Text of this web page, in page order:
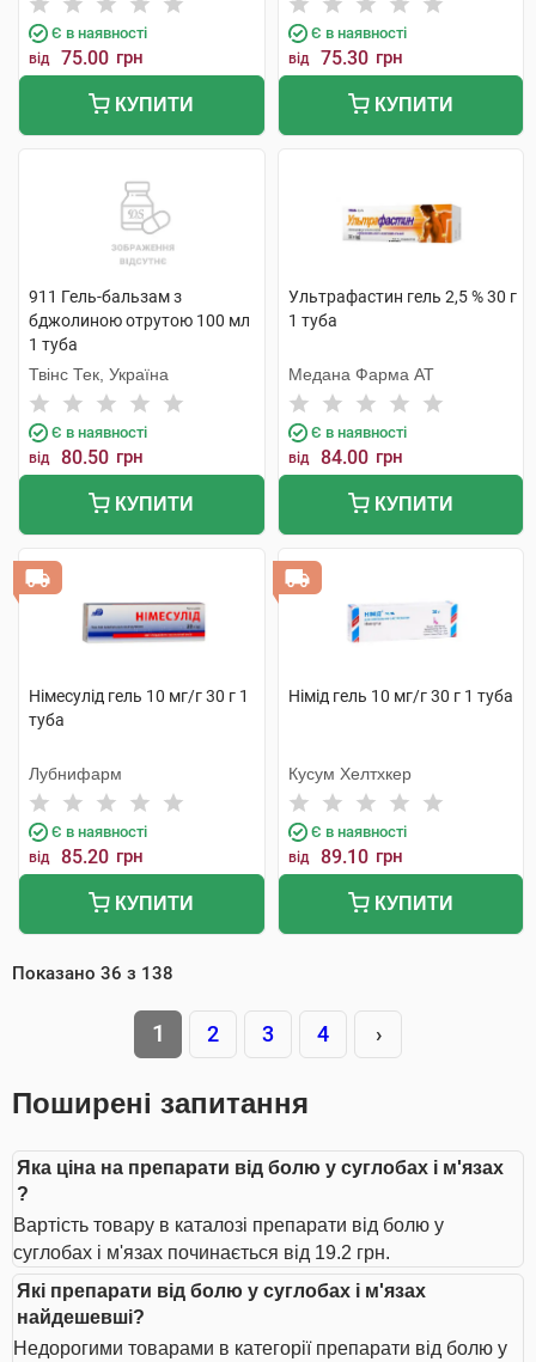
Є в наявності
від 75.00 грн
КУПИТИ
Є в наявності
від 75.30 грн
КУПИТИ
911 Гель-бальзам з
бджолиною отрутою 100 мл
1 туба
Твінс Тек, Україна
Є в наявності
від 80.50 грн
КУПИТИ
Ультрафастин гель 2,5 % 30 г
1 туба
Медана Фарма АТ
Є в наявності
від 84.00 грн
КУПИТИ
Німесулід гель 10 мг/г 30 г 1
туба
Лубнифарм
Є в наявності
від 85.20 грн
КУПИТИ
Німід гель 10 мг/г 30 г 1 туба
Кусум Хелтхкер
Є в наявності
від 89.10 грн
КУПИТИ
Показано 36 з 138
1 2 3 4 ›
Поширені запитання
Яка ціна на препарати від болю у суглобах і м'язах
?
Вартість товару в каталозі препарати від болю у
суглобах і м'язах починається від 19.2 грн.
Які препарати від болю у суглобах і м'язах
найдешевші?
Недорогими товарами в категорії препарати від болю у